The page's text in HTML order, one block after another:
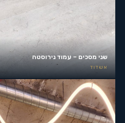
שני מסכים – עמוד נירוסטה
אשדוד